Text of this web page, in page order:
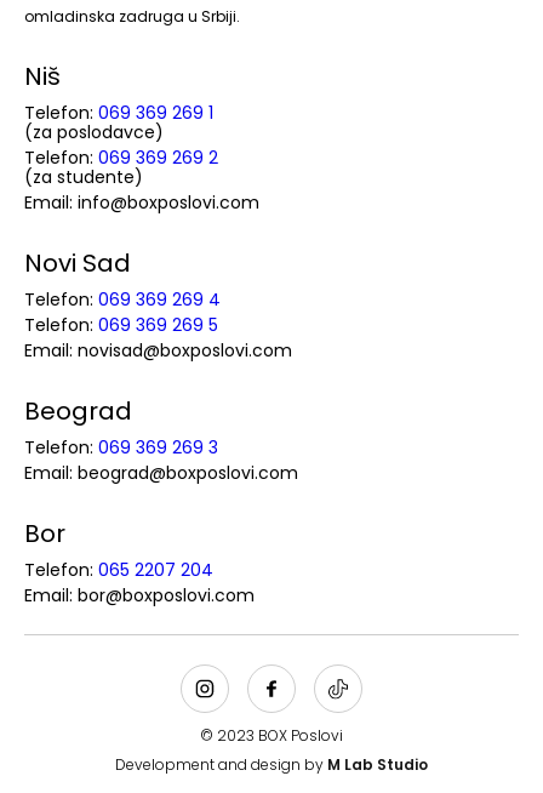
omladinska zadruga u Srbiji.
Niš
Telefon: 069 369 269 1
(za poslodavce)
Telefon: 069 369 269 2
(za studente)
Email: info@boxposlovi.com
Novi Sad
Telefon: 069 369 269 4
Telefon: 069 369 269 5
Email: novisad@boxposlovi.com
Beograd
Telefon: 069 369 269 3
Email: beograd@boxposlovi.com
Bor
Telefon: 065 2207 204
Email: bor@boxposlovi.com
© 2023 BOX Poslovi
Development and design by M Lab Studio